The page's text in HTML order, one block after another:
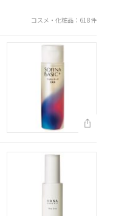
コスメ・化粧品：618件